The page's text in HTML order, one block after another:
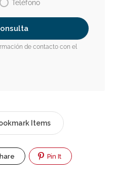
Teléfono
de contacto con el
Items
Pin It